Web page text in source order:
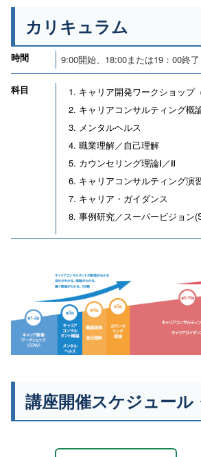
カリキュラム
時間 9:00開始、18:00または19：00終了
科目
キャリア開発ワークショップ
キャリアコンサルティング概
メンタルヘルス
職業理解／自己理解
カウンセリング理論Ⅰ／Ⅱ
キャリアコンサルティング演
キャリア・ガイダンス
事例研究／スーパービジョン
講座開催スケジュール